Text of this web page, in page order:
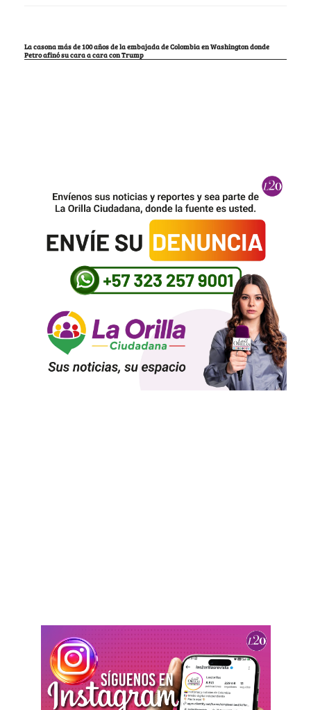
La casona más de 100 años de la embajada de Colombia en Washington donde
Petro afinó su cara a cara con Trump